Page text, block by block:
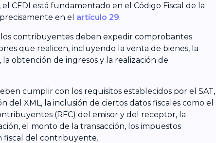
CFDI está fundamentado en el Código Fiscal de la
en el artículo 29.
contribuyentes deben expedir comprobantes
que realicen, incluyendo la venta de bienes, la
la obtención de ingresos y la realización de
cumplir con los requisitos establecidos por el SAT,
del XML, la inclusión de ciertos datos fiscales como el
(RFC) del emisor y del receptor, la
el monto de la transacción, los impuestos
fiscal del contribuyente.